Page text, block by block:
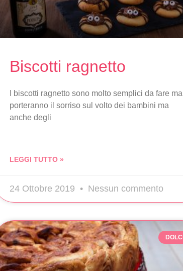
Biscotti ragnetto
I biscotti ragnetto sono molto semplici da fare ma
porteranno il sorriso sul volto dei bambini ma
anche degli
LEGGI TUTTO »
24 Ottobre 2019 Nessun commento
DOLCI